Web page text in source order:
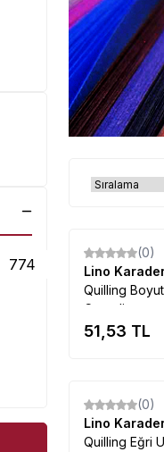
(0)
Lino
Quilling
Cetveli
51,53 TL
(0)
Lino
Quilling Eğri